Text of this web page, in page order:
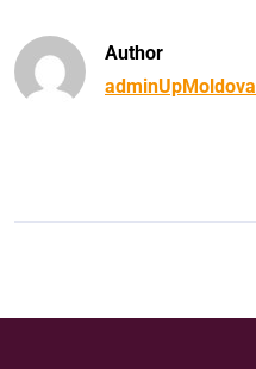
Author
adminUpMoldova